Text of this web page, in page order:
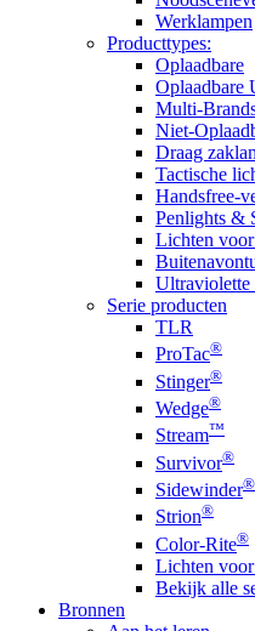
Werklampen
Producttypes:
Oplaadbare
Oplaadbare
Multi-
Niet-
Draag
Tactische
Handsfree-
Penlights &
Lichten voor
Ultraviolette
Serie producten
TLR
ProTac®
Stinger®
Wedge®
Stream™
Survivor®
Sidewinder®
Strion®
Color-Rite®
Lichten voor
Bekijk alle
Bronnen